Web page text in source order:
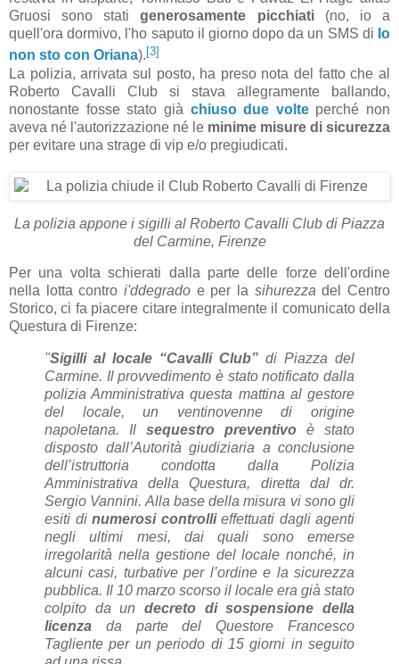
Gruosi sono stati generosamente picchiati(no, io a
quell'ora dormivo, l'ho saputo il giorno dopo da un SMS di Io
non sto con Oriana).[3]
La polizia, arrivata sul posto, ha preso nota del fatto che al
Roberto Cavalli Club si stava allegramente ballando,
nonostante fosse stato già chiuso due volteperché non
aveva né l'autorizzazione né le minime misure di sicurezza
per evitare una strage di vip e/o pregiudicati.
La polizia appone i sigilli al Roberto Cavalli Club di Piazza
del Carmine, Firenze
Per una volta schierati dalla parte delle forze dell'ordine
nella lotta contro i'ddegrado e per la sihurezzadel Centro
Storico, ci fa piacere citare integralmente il comunicato della
Questura di Firenze:
"Sigilli al locale “Cavalli Club” di Piazza del
Carmine. Il provvedimento è stato notificato dalla
polizia Amministrativa questa mattina al gestore
del locale, un ventinovenne di origine
napoletana. Il sequestro preventivo è stato
disposto dall’Autorità giudiziaria a conclusione
dell’istruttoria condotta dalla Polizia
Amministrativa della Questura, diretta dal dr.
Sergio Vannini. Alla base della misura vi sono gli
esiti di numerosi controlli effettuati dagli agenti
negli ultimi mesi, dai quali sono emerse
irregolarità nella gestione del locale nonché, in
alcuni casi, turbative per l’ordine e la sicurezza
pubblica. Il 10 marzo scorso il locale era già stato
colpito da un decreto di sospensione della
licenza da parte del Questore Francesco
Tagliente per un periodo di 15 giorni in seguito